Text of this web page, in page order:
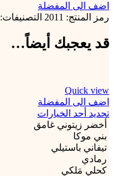
اضف الى المفضلة
رمز المنتج: 2011 التصنيفات:
قد يعجبك أيضاً…
Quick view
اضف الى المفضلة
تحديد أحد الخيارات
أخضر زيتوني غامق
بني موكا
تيفاني باستيلي
رمادي
كحلي مَلكي